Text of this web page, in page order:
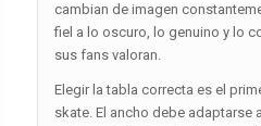
cambian de imagen
fiel a lo oscuro, lo genuino y lo
sus fans valoran.
Elegir la tabla correcta es el
skate. El ancho debe adaptarse